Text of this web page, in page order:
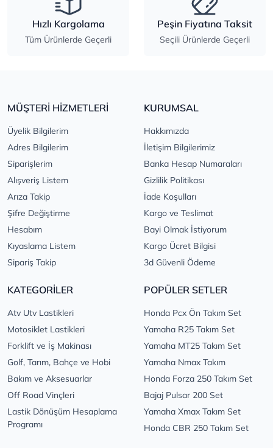
Hızlı Kargolama
Tüm Ürünlerde Geçerli
Peşin Fiyatına Taksit
Seçili Ürünlerde Geçerli
MÜŞTERİ HİZMETLERİ
Üyelik Bilgilerim
Adres Bilgilerim
Siparişlerim
Alışveriş Listem
Arıza Takip
Şifre Değiştirme
Hesabım
Kıyaslama Listem
Sipariş Takip
KURUMSAL
Hakkımızda
İletişim Bilgilerimiz
Banka Hesap Numaraları
Gizlilik Politikası
İade Koşulları
Kargo ve Teslimat
Bayi Olmak İstiyorum
Kargo Ücret Bilgisi
3d Güvenli Ödeme
KATEGORİLER
Atv Utv Lastikleri
Motosiklet Lastikleri
Forklift ve İş Makinası
Golf, Tarım, Bahçe ve Hobi
Bakım ve Aksesuarlar
Off Road Vinçleri
Lastik Dönüşüm Hesaplama
Programı
POPÜLER SETLER
Honda Pcx Ön Takım Set
Yamaha R25 Takım Set
Yamaha MT25 Takım Set
Yamaha Nmax Takım
Honda Forza 250 Takım Set
Bajaj Pulsar 200 Set
Yamaha Xmax Takım Set
Honda CBR 250 Takım Set